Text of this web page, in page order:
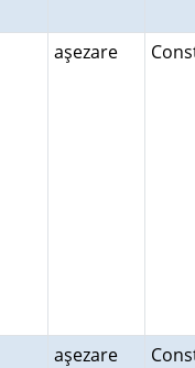
aşezare
aşezare